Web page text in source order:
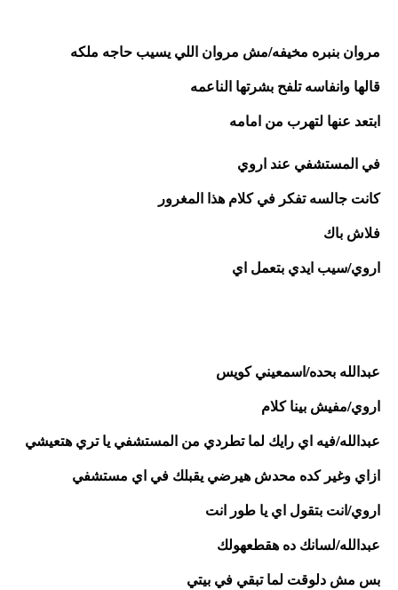
مروان بنبره مخيفه/مش مروان اللي يسيب حاجه ملكه
قالها وانفاسه تلفح بشرتها الناعمه
ابتعد عنها لتهرب من امامه
في المستشفي عند اروي
كانت جالسه تفكر في كلام هذا المغرور
فلاش باك
اروي/سيب ايدي بتعمل اي
عبدالله بحده/اسمعيني كويس
اروي/مفيش بينا كلام
ازاي وغير كده محدش هيرضي يقبلك في اي مستشفي
اروي/انت بتقول اي يا طور انت
عبدالله/لسانك ده هقطعهولك
بس مش دلوقت لما تبقي في بيتي